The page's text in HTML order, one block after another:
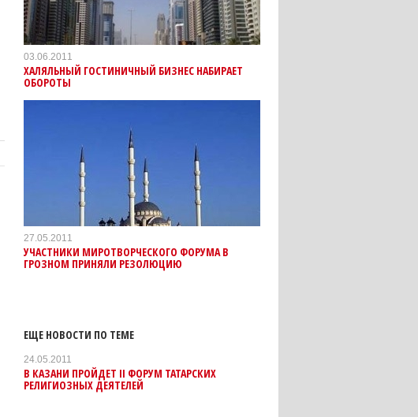
03.06.2011
ХАЛЯЛЬНЫЙ ГОСТИНИЧНЫЙ БИЗНЕС НАБИРАЕТ
ОБОРОТЫ
27.05.2011
УЧАСТНИКИ МИРОТВОРЧЕСКОГО ФОРУМА В
ГРОЗНОМ ПРИНЯЛИ РЕЗОЛЮЦИЮ
ЕЩЕ НОВОСТИ ПО ТЕМЕ
24.05.2011
В КАЗАНИ ПРОЙДЕТ II ФОРУМ ТАТАРСКИХ
РЕЛИГИОЗНЫХ ДЕЯТЕЛЕЙ